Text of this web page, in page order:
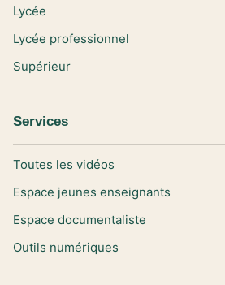
Lycée
Lycée professionnel
Supérieur
Services
Toutes les vidéos
Espace jeunes enseignants
Espace documentaliste
Outils numériques